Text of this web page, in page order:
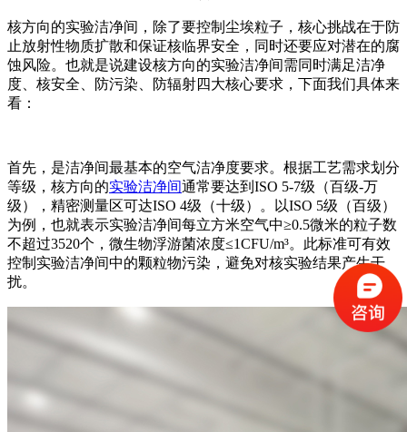
核方向的实验洁净间，除了要控制尘埃粒子，核心挑战在于防
止放射性物质扩散和保证核临界安全，同时还要应对潜在的腐
蚀风险。也就是说建设核方向的实验洁净间需同时满足洁净
度、核安全、防污染、防辐射四大核心要求，下面我们具体来
看：
首先，是洁净间最基本的空气洁净度要求。根据工艺需求划分
等级，核方向的实验洁净间通常要达到ISO 5-7级（百级-万
级），精密测量区可达ISO 4级（十级）。以ISO 5级（百级）
为例，也就表示实验洁净间每立方米空气中≥0.5微米的粒子数
不超过3520个，微生物浮游菌浓度≤1CFU/m³。此标准可有效
控制实验洁净间中的颗粒物污染，避免对核实验结果产生干
扰。